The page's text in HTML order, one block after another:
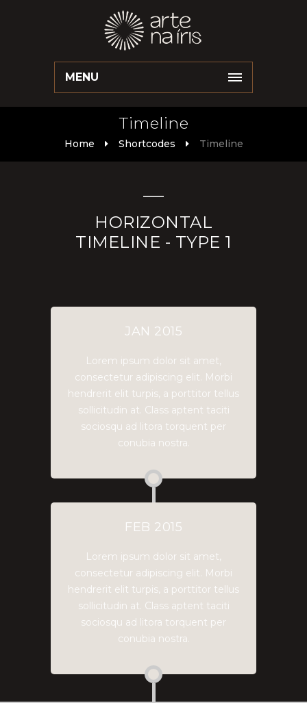
MENU
Timeline
Home Shortcodes Timeline
HORIZONTAL
TIMELINE - TYPE 1
JAN 2015
Lorem ipsum dolor sit amet,
consectetur adipiscing elit. Morbi
hendrerit elit turpis, a porttitor tellus
sollicitudin at. Class aptent taciti
sociosqu ad litora torquent per
conubia nostra.
FEB 2015
Lorem ipsum dolor sit amet,
consectetur adipiscing elit. Morbi
hendrerit elit turpis, a porttitor tellus
sollicitudin at. Class aptent taciti
sociosqu ad litora torquent per
conubia nostra.